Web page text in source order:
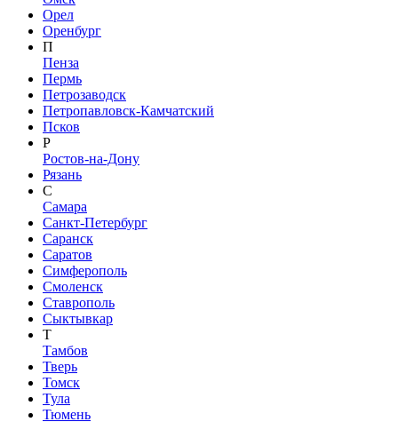
Орел
Оренбург
П
Пенза
Пермь
Петрозаводск
Петропавловск-Камчатский
Псков
Р
Ростов-на-Дону
Рязань
С
Самара
Санкт-Петербург
Саранск
Саратов
Симферополь
Смоленск
Ставрополь
Сыктывкар
Т
Тамбов
Тверь
Томск
Тула
Тюмень